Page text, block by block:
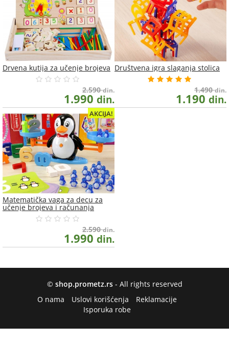
Drvena kutija za učenje brojeva
2.590din.
1.990 din.
Društvena igra slaganja stolica
1.490din.
1.190 din.
AKCIJA!
Matematička vaga za decu za
učenje brojeva i računanja
2.590din.
1.990 din.
© shop.prometz.rs- All rights reserved
O nama
Uslovi korišćenja
Reklamacije
Isporuka robe